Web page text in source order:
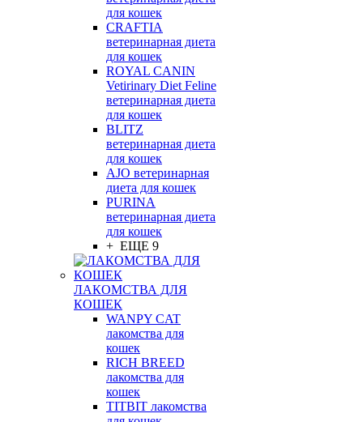
для кошек
CRAFTIA
ветеринарная диета
для кошек
ROYAL CANIN
Vetirinary Diet Feline
ветеринарная диета
для кошек
BLITZ
ветеринарная диета
для кошек
AJO ветеринарная
диета для кошек
PURINA
ветеринарная диета
для кошек
+ ЕЩЕ 9
ЛАКОМСТВА ДЛЯ
КОШЕК
WANPY CAT
лакомства для
кошек
RICH BREED
лакомства для
кошек
TITBIT лакомства